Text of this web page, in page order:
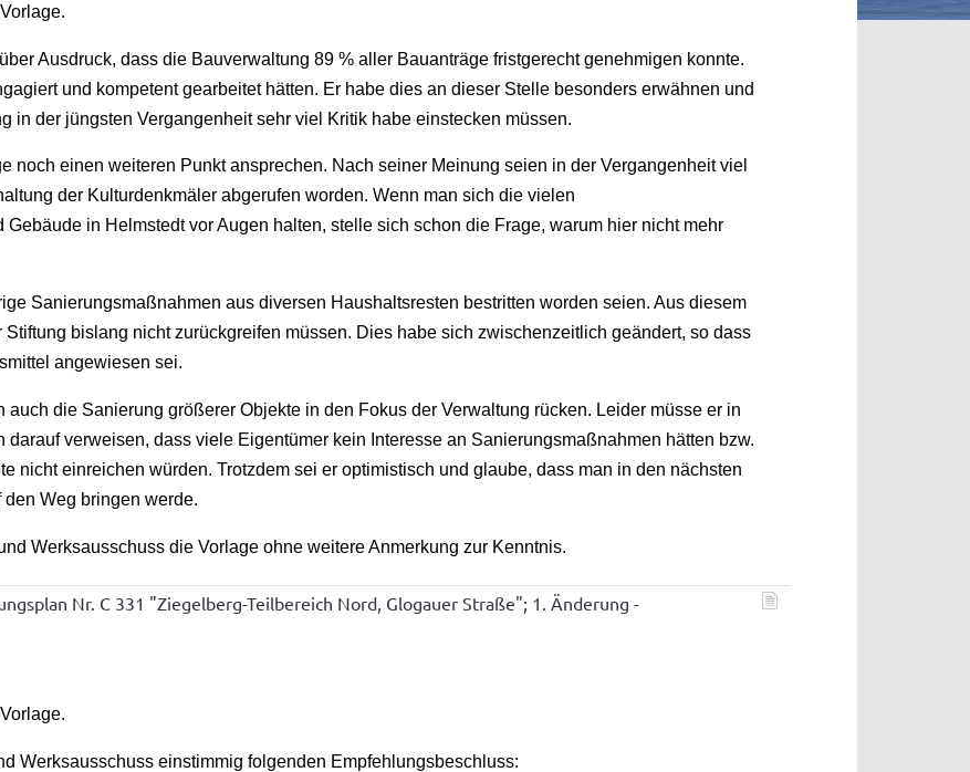
Ausdruck, dass die Bauverwaltung 89 % aller Bauanträge fristgerecht genehmigen konnte.
und kompetent gearbeitet hätten. Er habe dies an dieser Stelle besonders erwähnen und
in der jüngsten Vergangenheit sehr viel Kritik habe einstecken müssen.
noch einen weiteren Punkt ansprechen. Nach seiner Meinung seien in der Vergangenheit viel
der Kulturdenkmäler abgerufen worden. Wenn man sich die vielen
in Helmstedt vor Augen halten, stelle sich schon die Frage, warum hier nicht mehr
Sanierungsmaßnahmen aus diversen Haushaltsresten bestritten worden seien. Aus diesem
bislang nicht zurückgreifen müssen. Dies habe sich zwischenzeitlich geändert, so dass
angewiesen sei.
auch die Sanierung größerer Objekte in den Fokus der Verwaltung rücken. Leider müsse er in
darauf verweisen, dass viele Eigentümer kein Interesse an Sanierungsmaßnahmen hätten bzw.
nicht einreichen würden. Trotzdem sei er optimistisch und glaube, dass man in den nächsten
Weg bringen werde.
Werksausschuss die Vorlage ohne weitere Anmerkung zur Kenntnis.
Nr. C 331 "Ziegelberg-Teilbereich Nord, Glogauer Straße"; 1. Änderung -
Werksausschuss einstimmig folgenden Empfehlungsbeschluss: